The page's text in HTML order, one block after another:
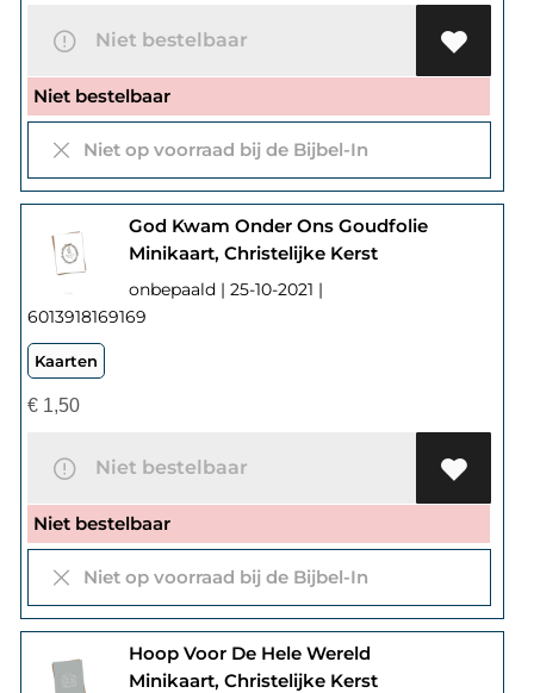
Niet bestelbaar
Niet bestelbaar
Niet op voorraad bij de Bijbel-In
God Kwam Onder Ons Goudfolie
Minikaart, Christelijke Kerst
onbepaald | 25-10-2021 |
6013918169169
Kaarten
€1,50
Niet bestelbaar
Niet bestelbaar
Niet op voorraad bij de Bijbel-In
Hoop Voor De Hele Wereld
Minikaart, Christelijke Kerst